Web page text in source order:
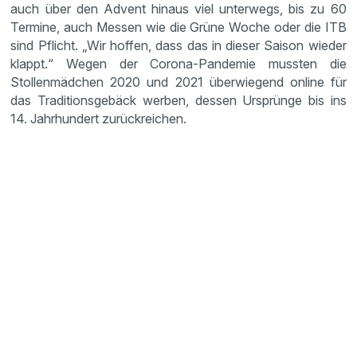
auch über den Advent hinaus viel unterwegs, bis zu 60
Termine, auch Messen wie die Grüne Woche oder die ITB
sind Pflicht. „Wir hoffen, dass das in dieser Saison wieder
klappt.“ Wegen der Corona-Pandemie mussten die
Stollenmädchen 2020 und 2021 überwiegend online für
das Traditionsgebäck werben, dessen Ursprünge bis ins
14. Jahrhundert zurückreichen.